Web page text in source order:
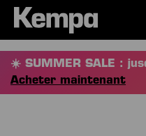
principal
☀️ SUMMER SALE :
Acheter maintenant